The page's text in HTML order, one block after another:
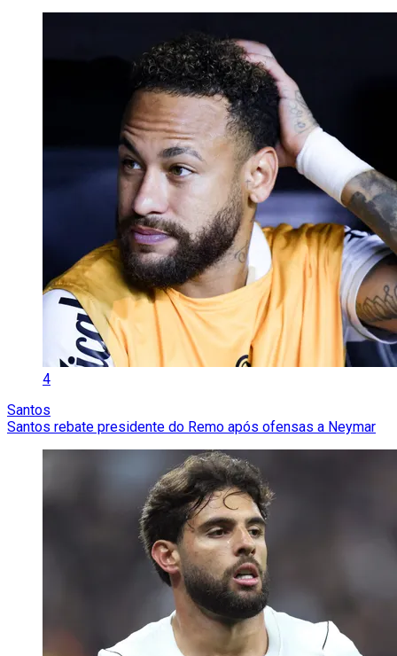
4
Santos
Santos rebate presidente do Remo após ofensas a Neymar